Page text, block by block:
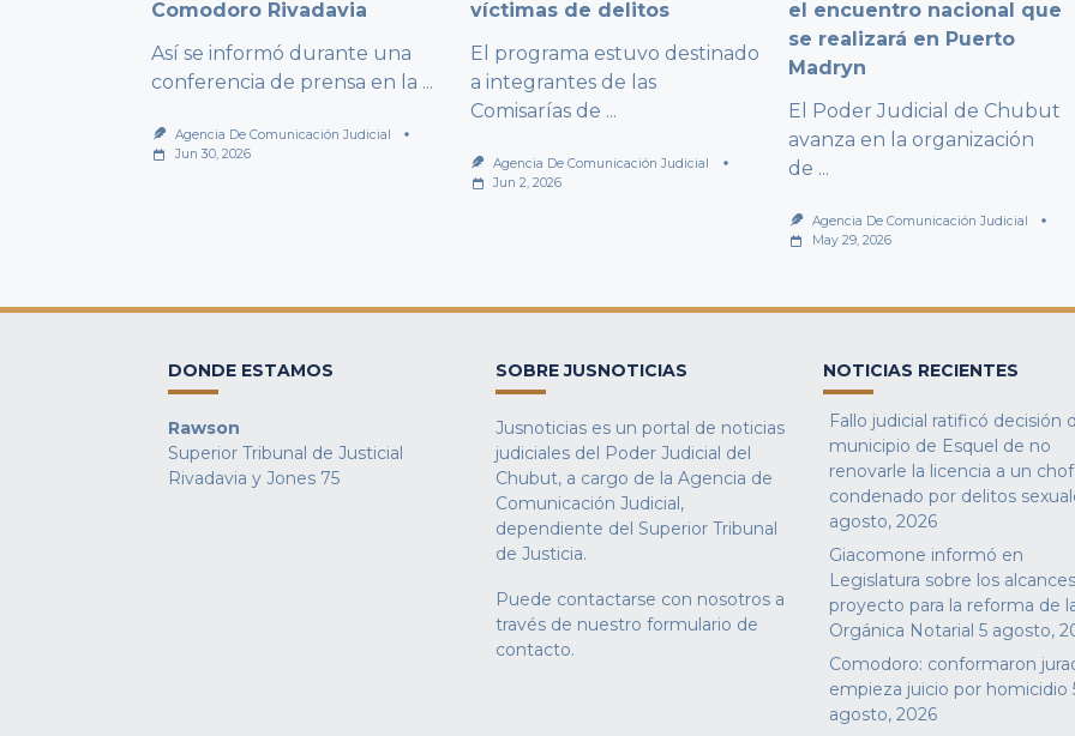
Comodoro Rivadavia
Así se informó durante una
conferencia de prensa en la ...
Agencia De Comunicación Judicial
Jun 30, 2026
víctimas de delitos
El programa estuvo destinado
a integrantes de las
Comisarías de ...
Agencia De Comunicación Judicial
Jun 2, 2026
el encuentro nacional que
se realizará en Puerto
Madryn
El Poder Judicial de Chubut
avanza en la organización
de ...
Agencia De Comunicación Judicial
May 29, 2026
DONDE ESTAMOS
Rawson
Superior Tribunal de Justicial
Rivadavia y Jones 75
SOBRE JUSNOTICIAS
Jusnoticias es un portal de noticias
judiciales del Poder Judicial del
Chubut, a cargo de la Agencia de
Comunicación Judicial,
dependiente del Superior Tribunal
de Justicia.
Puede contactarse con nosotros a
través de nuestro formulario de
contacto.
NOTICIAS RECIENTES
Fallo judicial ratificó decisión
municipio de Esquel de no
renovarle la licencia a un
condenado por delitos
agosto, 2026
Giacomone informó en
Legislatura sobre los
proyecto para la reforma de
Orgánica Notarial 5 agosto,
Comodoro: conformaron
empieza juicio por homicidio
agosto, 2026